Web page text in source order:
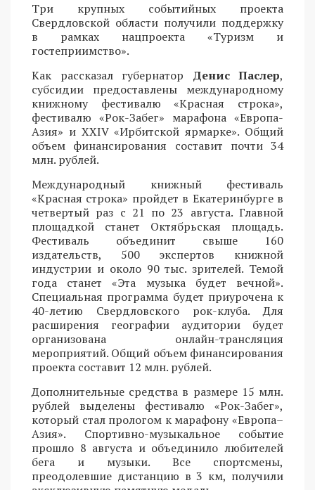
Три крупных событийных проекта
Свердловской области получили поддержку
в рамках нацпроекта «Туризм и
гостеприимство».
Как рассказал губернатор Денис Паслер,
субсидии предоставлены международному
книжному фестивалю «Красная строка»,
фестивалю «Рок-Забег» марафона «Европа-
Азия» и XXIV «Ирбитской ярмарке». Общий
объем финансирования составит почти 34
млн. рублей.
Международный книжный фестиваль
«Красная строка» пройдет в Екатеринбурге в
четвертый раз с 21 по 23 августа. Главной
площадкой станет Октябрьская площадь.
Фестиваль объединит свыше 160
издательств, 500 экспертов книжной
индустрии и около 90 тыс. зрителей. Темой
года станет «Эта музыка будет вечной».
Специальная программа будет приурочена к
40-летию Свердловского рок-клуба. Для
расширения географии аудитории будет
организована онлайн-трансляция
мероприятий. Общий объем финансирования
проекта составит 12 млн. рублей.
Дополнительные средства в размере 15 млн.
рублей выделены фестивалю «Рок-Забег»,
который стал прологом к марафону «Европа–
Азия». Спортивно-музыкальное событие
прошло 8 августа и объединило любителей
бега и музыки. Все спортсмены,
преодолевшие дистанцию в 3 км, получили